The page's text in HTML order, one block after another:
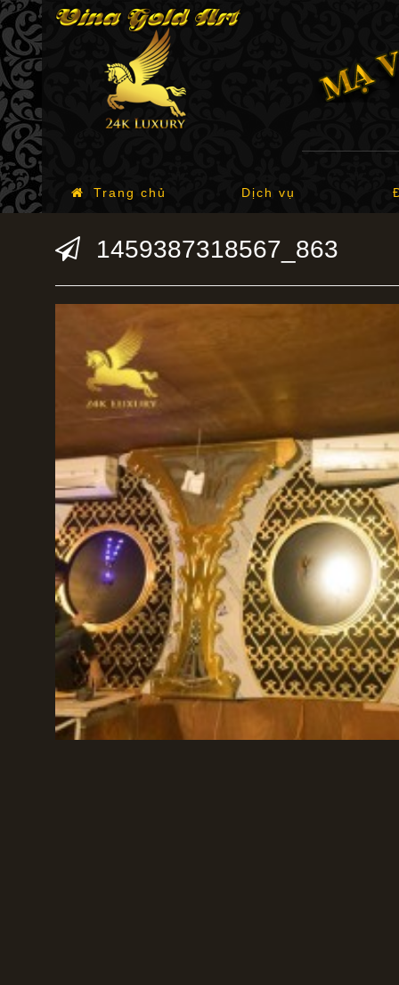
Trang chủ Dịch vụ
1459387318567_863